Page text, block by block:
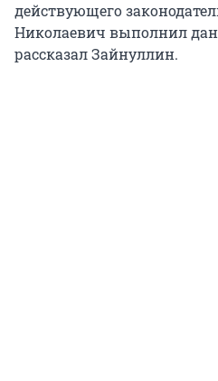
действующего
Николаевич выполнил
рассказал Зайнуллин.